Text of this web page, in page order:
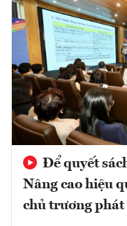
Để quyết
Nâng cao hiệu
chủ trương